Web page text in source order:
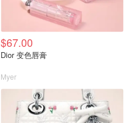
$67.00
Dior 变色唇膏
Myer